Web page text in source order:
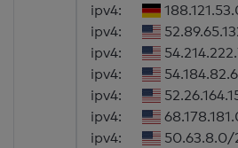
ipv4:
ipv4:
ipv4:
ipv4:
ipv4:
ipv4:
ipv4:
50.63.8.0/